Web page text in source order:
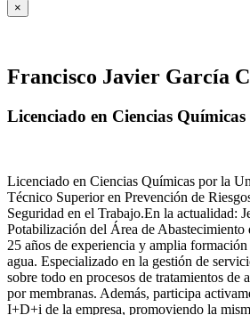
×
Francisco Javier García
Licenciado en Ciencias Químicas
Licenciado en Ciencias Químicas por la
Técnico Superior en Prevención de
Seguridad en el Trabajo.En la actualidad:
Potabilización del Área de
25 años de experiencia y amplia
agua. Especializado en la gestión de
sobre todo en procesos de tratamientos de
por membranas. Además, participa
I+D+i de la empresa, promoviendo la